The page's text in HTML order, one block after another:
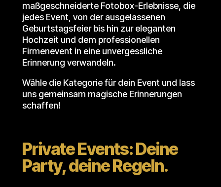
maßgeschneiderte Fotobox-Erlebnisse, die
jedes Event, von der ausgelassenen
Geburtstagsfeier bis hin zur eleganten
Hochzeit und dem professionellen
Firmenevent in eine unvergessliche
Erinnerung verwandeln.
Wähle die Kategorie für dein Event und lass
uns gemeinsam magische Erinnerungen
schaffen!
Private Events: Deine
Party, deine Regeln.